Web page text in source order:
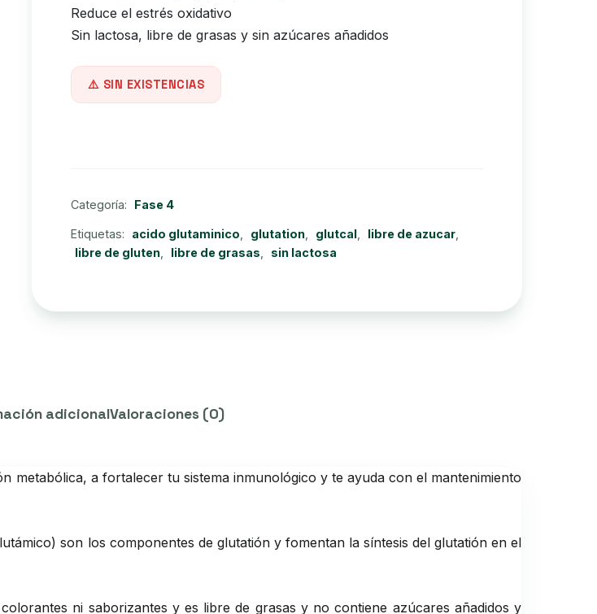
Reduce el estrés oxidativo
Sin lactosa, libre de grasas y sin azúcares añadidos
SIN EXISTENCIAS
Categoría: Fase 4
Etiquetas: acido glutaminico glutation, glutcal, libre de azucar,
libre de gluten, libre de grasas sin lactosa
adicionalValoraciones (0)
metabólica, a fortalecer tu sistema inmunológico y te ayuda con el mantenimiento
son los componentes de glutatión y fomentan la síntesis del glutatión en el
ni saborizantes y es libre de grasas y no contiene azúcares añadidos y